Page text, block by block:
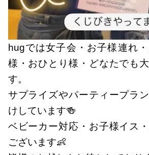
hugでは女子会・お子様連れ
様・おひとり様・どなたでも
す。
サプライズやパーティープラ
けしています🍻
ベビーカー対応・お子様イス
ございます👶